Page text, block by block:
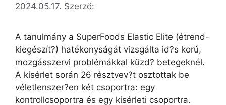
2024.05.17. Szerző:
A tanulmány a SuperFoods Elastic Elite (étrend-
kiegészít?) hatékonyságát vizsgálta id?s korú,
mozgásszervi problémákkal küzd? betegeknél.
A kísérlet során 26 résztvev?t osztottak be
véletlenszer?en két csoportra: egy
kontrollcsoportra és egy kísérleti csoportra.